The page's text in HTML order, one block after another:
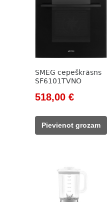
SMEG cepeškrāsns
SF6101TVNO
Original
was:
962,00 €.
518,00 €Current
518,00 €.
Pievienot grozam